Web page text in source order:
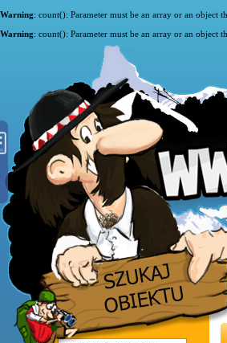
Warning: count(): Parameter must be an array or an object
Warning: count(): Parameter must be an array or an object